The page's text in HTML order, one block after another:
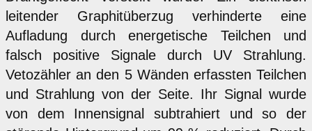
leitender Graphitüberzug verhinderte eine
Aufladung durch energetische Teilchen und
falsch positive Signale durch UV Strahlung.
Vetozähler an den 5 Wänden erfassten Teilchen
und Strahlung von der Seite. Ihr Signal wurde
von dem Innensignal subtrahiert und so der